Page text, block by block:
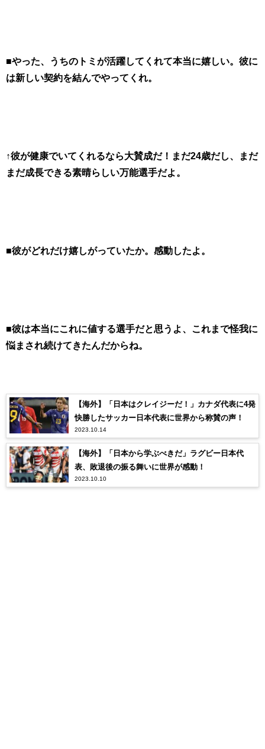
■やった、うちのトミが活躍してくれて本当に嬉しい。彼に
は新しい契約を結んでやってくれ。
↑彼が健康でいてくれるなら大賛成だ！まだ24歳だし、まだ
まだ成長できる素晴らしい万能選手だよ。
■彼がどれだけ嬉しがっていたか。感動したよ。
■彼は本当にこれに値する選手だと思うよ、これまで怪我に
悩まされ続けてきたんだからね。
【海外】「日本はクレイジーだ！」カナダ代表に4発
快勝したサッカー日本代表に世界から称賛の声！
2023.10.14
【海外】「日本から学ぶべきだ」ラグビー日本代
表、敗退後の振る舞いに世界が感動！
2023.10.10